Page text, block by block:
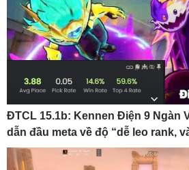
ĐTCL 15.1b: Kennen Điện 9 Ngàn
dẫn đầu meta về độ “dễ leo rank,